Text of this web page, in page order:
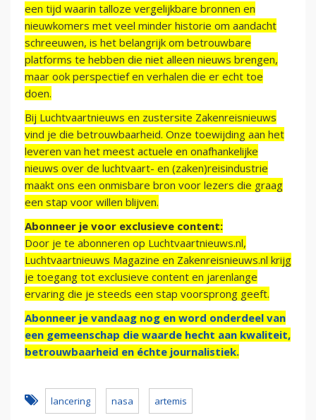
een tijd waarin talloze vergelijkbare bronnen en
nieuwkomers met veel minder historie om aandacht
schreeuwen, is het belangrijk om betrouwbare
platforms te hebben die niet alleen nieuws brengen,
maar ook perspectief en verhalen die er echt toe
doen.
Bij Luchtvaartnieuws en zustersite Zakenreisnieuws
vind je die betrouwbaarheid. Onze toewijding aan het
leveren van het meest actuele en onafhankelijke
nieuws over de luchtvaart- en (zaken)reisindustrie
maakt ons een onmisbare bron voor lezers die graag
een stap voor willen blijven.
Abonneer je voor exclusieve content:
Door je te abonneren op Luchtvaartnieuws.nl,
Luchtvaartnieuws Magazine en Zakenreisnieuws.nl krijg
je toegang tot exclusieve content en jarenlange
ervaring die je steeds een stap voorsprong geeft.
Abonneer je vandaag nog en word onderdeel van
een gemeenschap die waarde hecht aan kwaliteit,
betrouwbaarheid en échte journalistiek.
lancering nasa artemis